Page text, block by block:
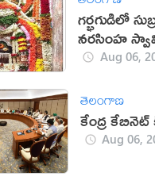
గర్భగుడిలో
నరసింహ
దేవాలయం
Aug 06,
తెలంగాణ
కేంద్ర
Aug 06,